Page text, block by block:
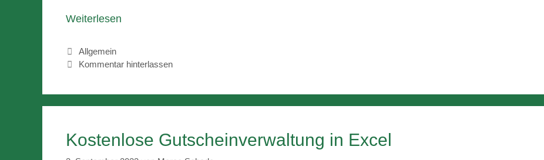
Weiterlesen
Kategorien
Allgemein
Kommentar hinterlassen
Kostenlose Gutscheinverwaltung in Excel